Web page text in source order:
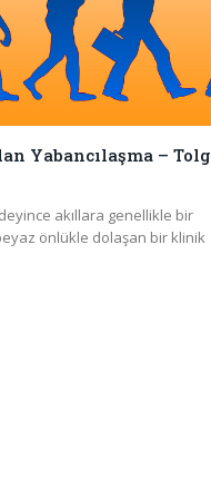
Yabancılaşma –
akıllara genellikle bir
önlükle dolaşan bir klinik